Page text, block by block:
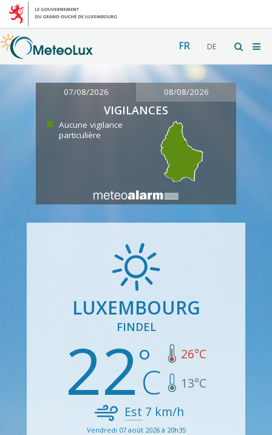
FR DE
07/08/2026 08/08/2026
VIGILANCES
Aucune vigilance
particulière
LUXEMBOURG
FINDEL
22 26°C
13°C
Est 7 km/h
Vendredi 07 août 2026 à 20h35